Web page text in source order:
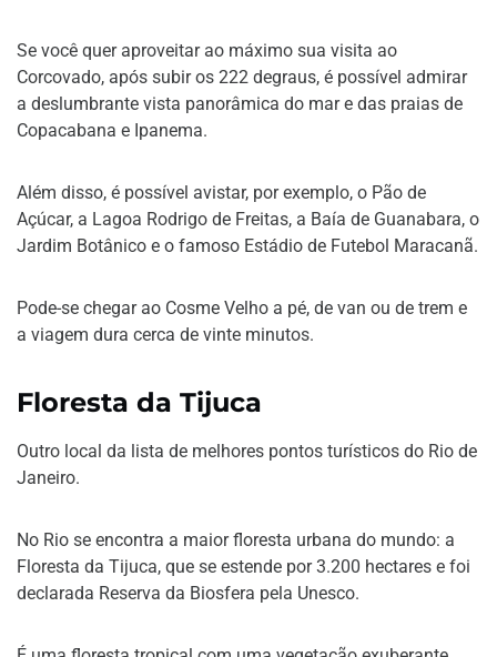
Se você quer aproveitar ao máximo sua visita ao
Corcovado, após subir os 222 degraus, é possível admirar
a deslumbrante vista panorâmica do mar e das praias de
Copacabana e Ipanema.
Além disso, é possível avistar, por exemplo, o Pão de
Açúcar, a Lagoa Rodrigo de Freitas, a Baía de Guanabara, o
Jardim Botânico e o famoso Estádio de Futebol Maracanã.
Pode-se chegar ao Cosme Velho a pé, de van ou de trem e
a viagem dura cerca de vinte minutos.
Floresta da Tijuca
Outro local da lista de melhores pontos turísticos do Rio de
Janeiro.
No Rio se encontra a maior floresta urbana do mundo: a
Floresta da Tijuca, que se estende por 3.200 hectares e foi
declarada Reserva da Biosfera pela Unesco.